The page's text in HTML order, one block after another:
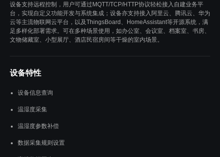
设备支持远程控制，用户可通过MQTT/TCP/HTTP协议轻松接入自建业务平
台，实现自定义功能开发与系统集成；设备亦支持接入阿里云、腾讯云、华为
云等主流物联网云平台，以及ThingsBoard、HomeAssistant等开源系统，满
足多样化部署需求。可在多种场景使用，如办公室、会议室、档案室、书房、
文物储藏室、小型展厅、酒店民宿房间等干燥的室内场景。
设备特性
设备信息查询
温湿度采集
温湿度参数补偿
数据采集规则设置